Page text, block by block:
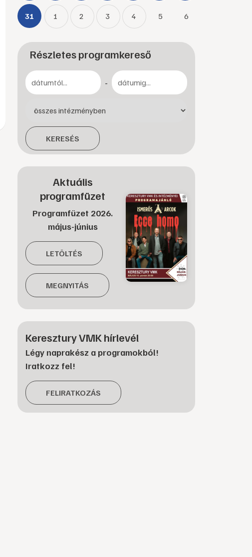
31 1 2 3 4 5 6
Részletes programkereső
-
KERESÉS
Aktuális
programfüzet
Programfüzet 2026.
május-június
LETÖLTÉS
MEGNYITÁS
Keresztury VMK hírlevél
Légy naprakész a programokból!
Iratkozz fel!
FELIRATKOZÁS